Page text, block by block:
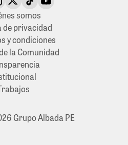
somos
de privacidad
y condiciones
la Comunidad
Grupo Albada PE